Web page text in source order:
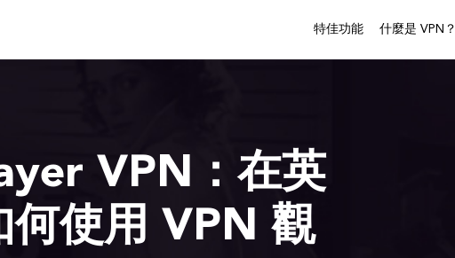
特佳功能 什麼是 VPN？
VPN：在英
何使用 VPN 觀